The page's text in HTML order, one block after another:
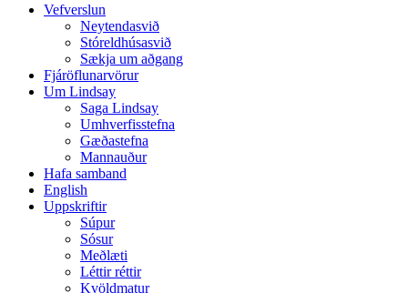
Vefverslun
Neytendasvið
Stóreldhúsasvið
Sækja um aðgang
Fjáröflunarvörur
Um Lindsay
Saga Lindsay
Umhverfisstefna
Gæðastefna
Mannauður
Hafa samband
English
Uppskriftir
Súpur
Sósur
Meðlæti
Léttir réttir
Kvöldmatur